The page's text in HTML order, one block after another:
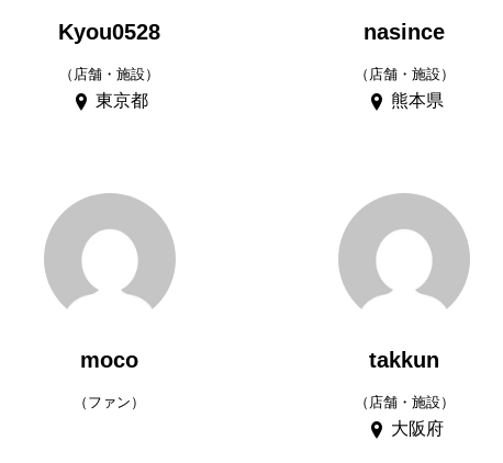
Kyou0528
（店舗・施設）
東京都
nasince
（店舗・施設）
熊本県
moco
（ファン）
takkun
（店舗・施設）
大阪府